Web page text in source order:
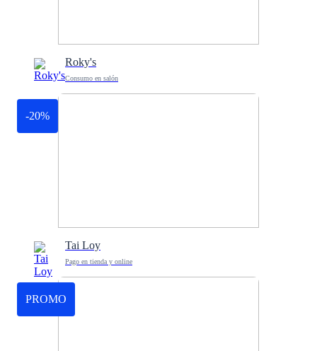
Roky's
Consumo en salón
-20%
Tai Loy
Pago en tienda y online
PROMO